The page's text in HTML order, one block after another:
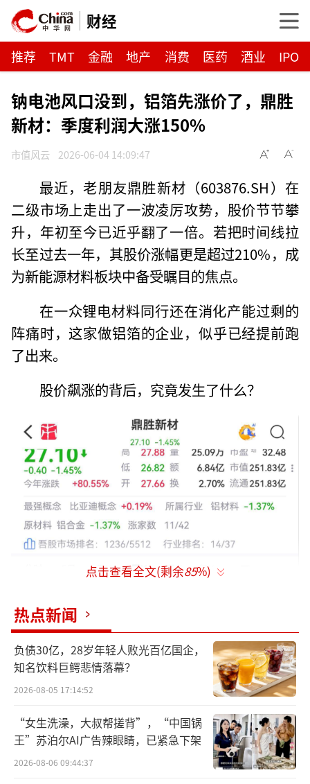
财经
推荐 TMT 金融 地产 消费 医药 酒业 IPO
钠电池风口没到，铝箔先涨价了，鼎胜
新材：季度利润大涨150%
市值风云 2026-06-04 14:09:47
最近，老朋友鼎胜新材（603876.SH）在
二级市场上走出了一波凌厉攻势，股价节节攀
升，年初至今已近乎翻了一倍。若把时间线拉
长至过去一年，其股价涨幅更是超过210%，成
为新能源材料板块中备受瞩目的焦点。
在一众锂电材料同行还在消化产能过剩的
阵痛时，这家做铝箔的企业，似乎已经提前跑
了出来。
股价飙涨的背后，究竟发生了什么？
点击查看全文(剩余85%)
热点新闻
负债30亿，28岁年轻人败光百亿国企，
知名饮料巨鳄悲情落幕？
2026-08-05 17:14:52
“女生洗澡，大叔帮搓背”，“中国锅
王”苏泊尔AI广告辣眼睛，已紧急下架
2026-08-06 09:44:37